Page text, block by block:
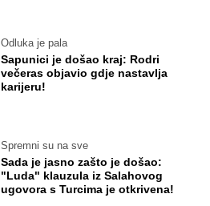
Odluka je pala
Sapunici je došao kraj: Rodri
večeras objavio gdje nastavlja
karijeru!
Spremni su na sve
Sada je jasno zašto je došao:
"Luda" klauzula iz Salahovog
ugovora s Turcima je otkrivena!